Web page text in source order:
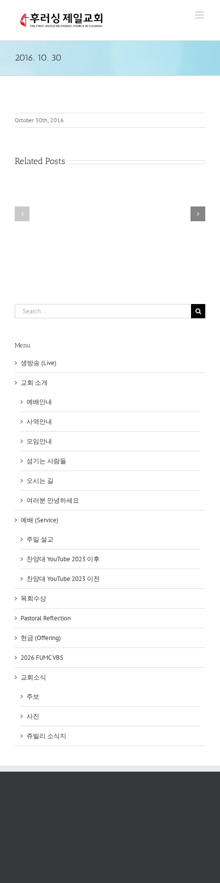
2016. 10. 30
October 30th, 2016
Related Posts
Search
for:
Menu
생방송 (Live)
교회 소개
예배안내
사역안내
모임안내
섬기는 사람들
오시는 길
여러분 안녕하세요
예배 (Service)
주일 설교
찬양대 YouTube 2023 이후
찬양대 YouTube 2023 이전
목회수상
Pastoral Reflection
헌금 (Offering)
2026 FUMC VBS
교회소식
주보
사진
쥬빌리 소식지